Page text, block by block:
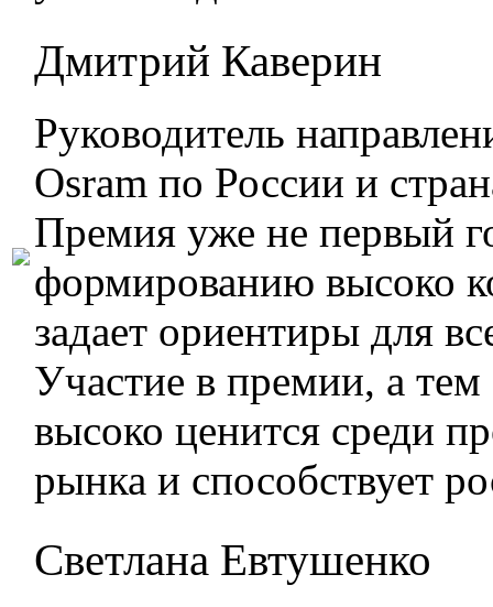
Дмитрий Каверин
Руководитель
Osram по России и
Премия уже не первый
формированию высоко
задает ориентиры для
Участие в премии, а
высоко ценится среди
рынка и способствует
Светлана Евтушенко